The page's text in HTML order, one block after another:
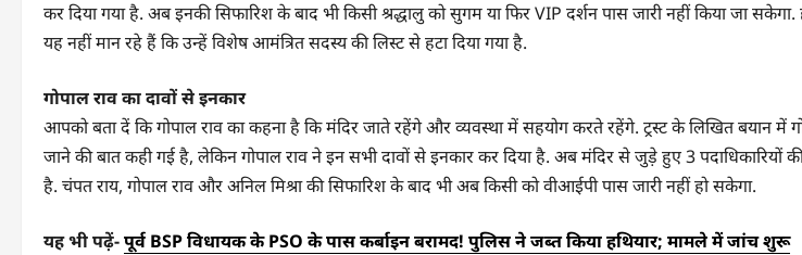
कर दिया गया है. अब इनकी सिफारिश के बाद भी किसी श्रद्धालु को सुगम या फिर VIP दर्शन पास जारी नहीं किया जा सकेगा.
यह नहीं मान रहे हैं कि उन्हें विशेष आमंत्रित सदस्य की लिस्ट से हटा दिया गया है.
गोपाल राव का दावों से इनकार
आपको बता दें कि गोपाल राव का कहना है कि मंदिर जाते रहेंगे और व्यवस्था में सहयोग करते रहेंगे. ट्रस्ट के लिखित बयान में
जाने की बात कही गई है, लेकिन गोपाल राव ने इन सभी दावों से इनकार कर दिया है. अब मंदिर से जुड़े हुए 3 पदाधिकारियों
है. चंपत राय, गोपाल राव और अनिल मिश्रा की सिफारिश के बाद भी अब किसी को वीआईपी पास जारी नहीं हो सकेगा.
यह भी पढ़ें-पूर्व BSP विधायक के PSO के पास कर्बाइन बरामद! पुलिस ने जब्त किया हथियार; मामले में जांच शुरू